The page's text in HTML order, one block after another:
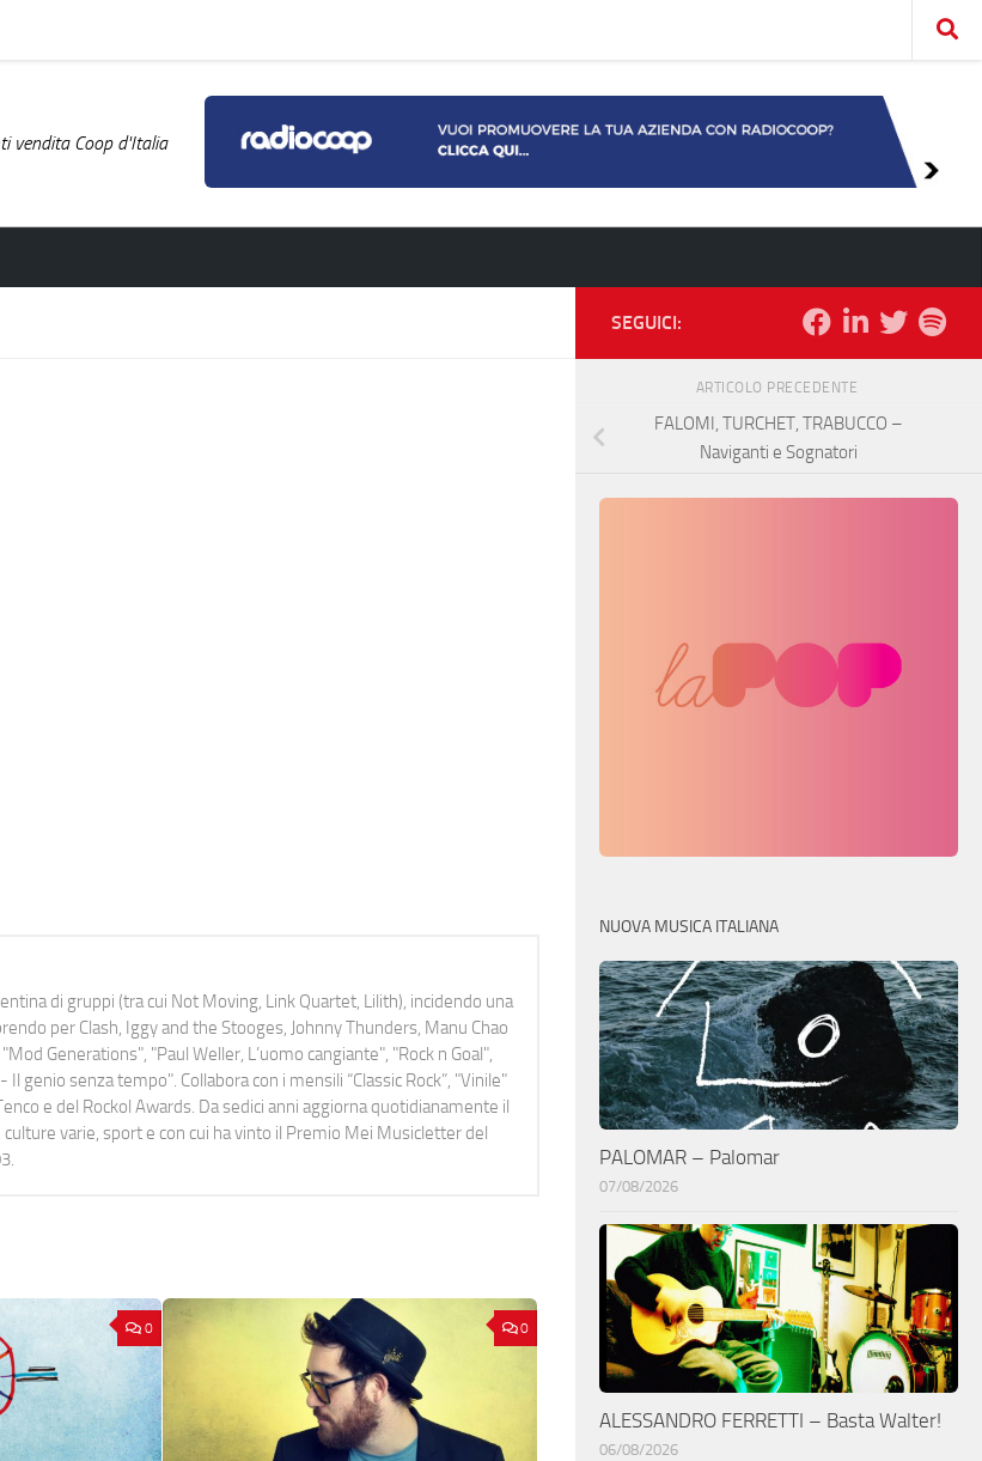
vendita Coop d'Italia
di gruppi (tra cui Not Moving, Link Quartet, Lilith), incidendo una
per Clash, Iggy and the Stooges, Johnny Thunders, Manu Chao
Generations", "Paul Weller, L’uomo cangiante", "Rock n Goal",
genio senza tempo". Collabora con i mensili “Classic Rock”, "Vinile"
e del Rockol Awards. Da sedici anni aggiorna quotidianamente il
varie, sport e con cui ha vinto il Premio Mei Musicletter del
0 0
SEGUICI:
ARTICOLO PRECEDENTE
FALOMI, TURCHET, TRABUCCO –
Naviganti e Sognatori
NUOVA MUSICA ITALIANA
PALOMAR – Palomar
07/08/2026
ALESSANDRO FERRETTI – Basta Walter!
06/08/2026